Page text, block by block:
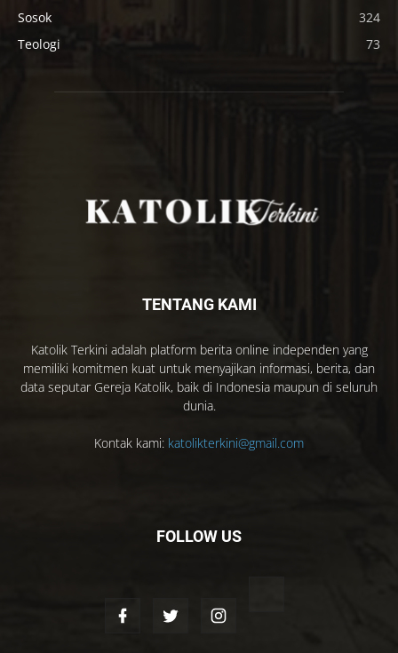
Sosok
324
Teologi
73
TENTANG KAMI
Katolik Terkini adalah platform berita online independen yang
memiliki komitmen kuat untuk menyajikan informasi, berita, dan
data seputar Gereja Katolik, baik di Indonesia maupun di seluruh
dunia.
Kontak kami: katolikterkini@gmail.com
FOLLOW US